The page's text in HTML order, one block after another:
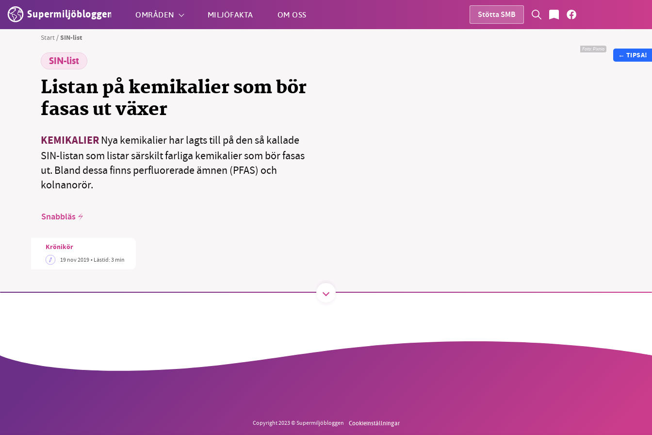
Supermiljöbloggen OMRÅDEN MILJÖFAKTA OM OSS Stötta SMB
Start /SIN-list
SIN-list
Listan på kemikalier som bör
fasas ut växer
KEMIKALIER Nya kemikalier har lagts till på den så kallade
SIN-listan som listar särskilt farliga kemikalier som bör fasas
ut. Bland dessa finns perfluorerade ämnen (PFAS) och
kolnanorör.
Snabbläs
Krönikör
19 nov 2019• Lästid:3 min
Foto:Pixnio
← TIPSA!
Copyright 2023 © Supermiljöbloggen Cookieinställningar
SMB kämpar för en hållbar framtid. Sedan starten 2010 har vår
ideella redaktion drivit miljödebatten framåt genom
nyhetsbevakning och granskningar. Nu vill vi utveckla vårt arbete –
och vi hoppas att du vill hjälpa oss.